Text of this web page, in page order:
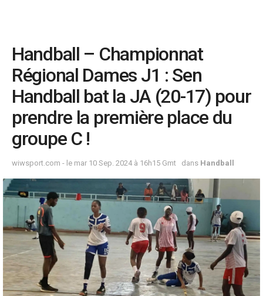
Handball – Championnat
Régional Dames J1 : Sen
Handball bat la JA (20-17) pour
prendre la première place du
groupe C !
wiwsport.com - le mar 10 Sep. 2024 à 16h15 Gmt dans Handball